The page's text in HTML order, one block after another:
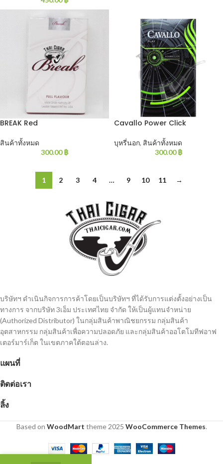
BREAK Red
สินค้าทั้งหมด
300.00฿
Cavallo Power Click
บุหรี่นอก, สินค้าทั้งหมด
300.00฿
1 2 3 4 … 9 10 11 →
บริษัทฯ ดำเนินกิจการการค้าโดยเป็นบริษัทฯ ที่ได้รับการแต่งตั้งอย่างเป็น
ทางการ จากบริษัท 3เอ็ม ประเทศไทย จํากัด ให้เป็นผู้แทนจำหน่าย
(Authorized Distributor) ในกลุ่มสินค้าพาณิชยกรรม กลุ่มสินค้า
อุตสาหกรรม กลุ่มสินค้าเพื่อความปลอดภัย และกลุ่มสินค้าออโตโมทีฟอาฟ
เตอร์มาร์เก็ต ในเขตภาคใต้ตอนล่าง.
แผนที่
ติดต่อเรา
ลิ้ง
Based on WoodMart theme2025 WooCommerce Themes.